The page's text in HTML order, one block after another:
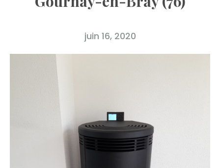
juin 16, 2020